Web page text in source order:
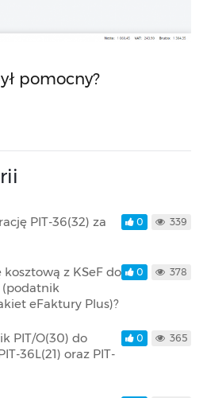
pomocny?
PIT-36(32) za
0 339
z KSeF do
(podatnik
eFaktury Plus)?
0 378
PIT/O(30) do
36L(21) oraz PIT-
0 365